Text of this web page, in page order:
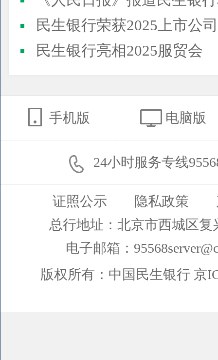
民生银行荣获2025上市公司董事会最佳实践案例、上市公
民生银行亮相2025服贸会
手机版 电脑版
24小时服务专线
证照公示 隐私政策
总行地址：北京市西城区复
电子邮箱：
版权所有：中国民生银行 京